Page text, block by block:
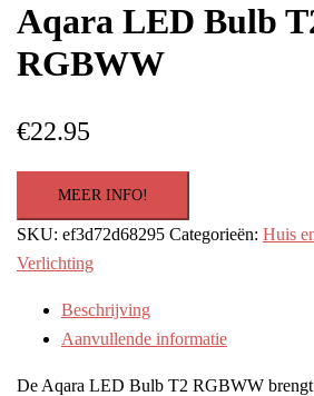
Aqara LED Bulb
RGBWW
€22.95
MEER INFO!
SKU: ef3d72d68295 Categorieën: Huis
Verlichting
Beschrijving
Aanvullende informatie
De Aqara LED Bulb T2 RGBWW